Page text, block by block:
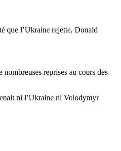
que l’Ukraine rejette, Donald
reprises au cours des
ni l’Ukraine ni Volodymyr